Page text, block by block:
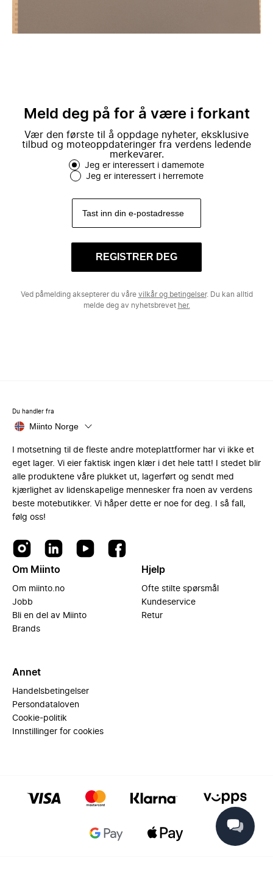
Meld deg på for å være i forkant
Vær den første til å oppdage nyheter, eksklusive
tilbud og moteoppdateringer fra verdens ledende
merkevarer.
Jeg er interessert i damemote
Jeg er interessert i herremote
REGISTRER DEG
Ved påmelding aksepterer du våre vilkår og betingelser. Du kan alltid
melde deg av nyhetsbrevet her.
Du handler fra
Miinto Norge
I motsetning til de fleste andre moteplattformer har vi ikke et
eget lager. Vi eier faktisk ingen klær i det hele tatt! I stedet blir
alle produktene våre plukket ut, lagerført og sendt med
kjærlighet av lidenskapelige mennesker fra noen av verdens
beste motebutikker. Vi håper dette er noe for deg. I så fall,
følg oss!
Om Miinto
Om miinto.no
Jobb
Bli en del av Miinto
Brands
Hjelp
Ofte stilte spørsmål
Kundeservice
Retur
Annet
Handelsbetingelser
Persondataloven
Cookie-politik
Innstillinger for cookies